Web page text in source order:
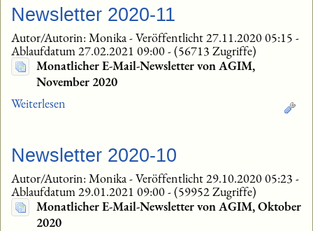
Newsletter 2020-11
Autor/Autorin: Monika-Veröffentlicht 27.11.2020 05:15 -
Ablaufdatum 27.02.2021 09:00-(56713 Zugriffe)
Monatlicher E-Mail-Newsletter von AGIM,
November 2020
Weiterlesen
Newsletter 2020-10
Autor/Autorin: Monika-Veröffentlicht 29.10.2020 05:23 -
Ablaufdatum 29.01.2021 09:00-(59952 Zugriffe)
Monatlicher E-Mail-Newsletter von AGIM, Oktober
2020